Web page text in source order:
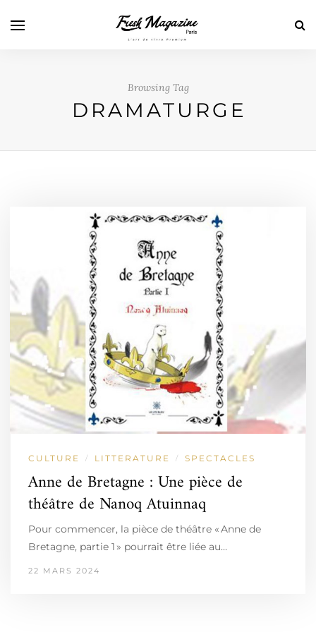
Browsing Tag
DRAMATURGE
CULTURE / LITTERATURE / SPECTACLES
Anne de Bretagne : Une pièce de
théâtre de Nanoq Atuinnaq
Pour commencer, la pièce de théâtre « Anne de
Bretagne, partie 1 » pourrait être liée au…
22 MARS 2024